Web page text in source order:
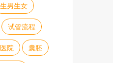
生男生女
试管流程
院 囊胚